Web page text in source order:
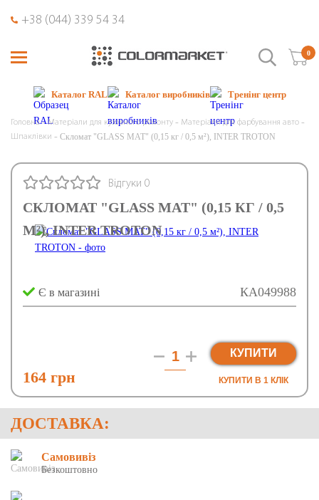
+38 (044) 339 54 34
0
Каталог RAL Каталог виробників Тренінг центр
Головна Матеріали для кузовного ремонту
Матеріали для фарбування авто
Шпаклівки
Скломат "GLASS MAT" (0,15 кг / 0,5 м²), INTER TROTON
СКЛОМАТ "GLASS MAT" (0,15 КГ / 0,5
М²), INTER TROTON
Відгуки 0
КА049988
Є в магазині
164 грн
КУПИТИ
КУПИТИ В 1 КЛIК
ДОСТАВКА:
Самовивіз
Безкоштовно